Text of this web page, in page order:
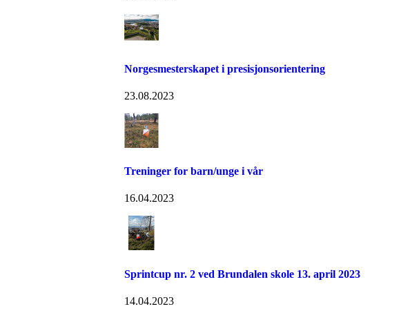
Norgesmesterskapet i presisjonsorientering
23.08.2023
Treninger for barn/unge i vår
16.04.2023
Sprintcup nr. 2 ved Brundalen skole 13. april 2023
14.04.2023